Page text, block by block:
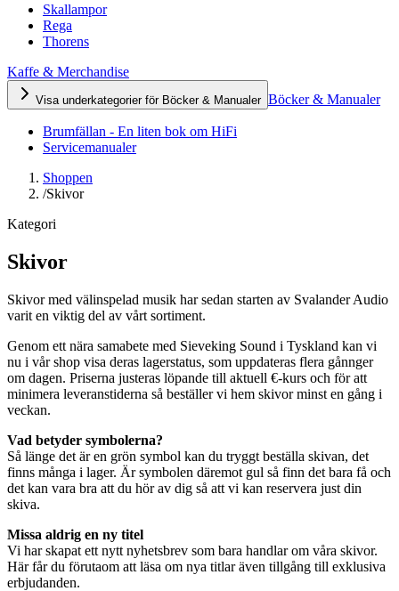
Skallampor
Rega
Thorens
Kaffe & Merchandise
Visa underkategorier för Böcker & Manualer Böcker & Manualer
Brumfällan - En liten bok om HiFi
Servicemanualer
Shoppen
/Skivor
Kategori
Skivor
Skivor med välinspelad musik har sedan starten av Svalander Audio
varit en viktig del av vårt sortiment.
Genom ett nära samabete med Sieveking Sound i Tyskland kan vi
nu i vår shop visa deras lagerstatus, som uppdateras flera gånnger
om dagen. Priserna justeras löpande till aktuell €-kurs och för att
minimera leveranstiderna så beställer vi hem skivor minst en gång i
veckan.
Vad betyder symbolerna?
Så länge det är en grön symbol kan du tryggt beställa skivan, det
finns många i lager. Är symbolen däremot gul så finn det bara få och
det kan vara bra att du hör av dig så att vi kan reservera just din
skiva.
Missa aldrig en ny titel
Vi har skapat ett nytt nyhetsbrev som bara handlar om våra skivor.
Här får du förutaom att läsa om nya titlar även tillgång till exklusiva
erbjudanden.